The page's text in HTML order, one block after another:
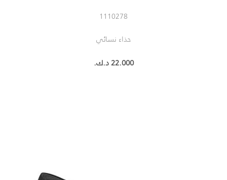
1110278
حذاء نسائي
22.000 د.ك.‏